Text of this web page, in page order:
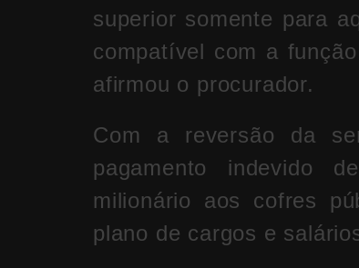
superior somente para
compatível com a
afirmou o procurador.
Com a reversão da
pagamento indevido
milionário aos cofres
plano de cargos e